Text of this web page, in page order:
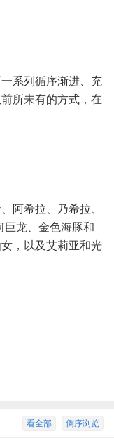
系列循序渐进、充
所未有的方式，在
阿希拉、乃希拉、
巨龙、金色海豚和
，以及艾莉亚和光
倒序浏览
看全部